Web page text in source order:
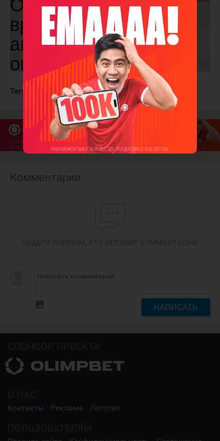
Теги: Торпедо СКА
Комментарии
НАПИСАТЬ
Контакты Реклама Логотип